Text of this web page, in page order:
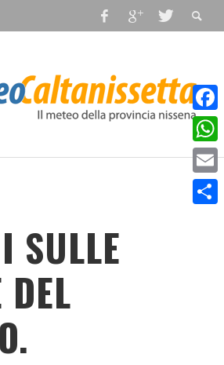
SULLE
DEL
Email